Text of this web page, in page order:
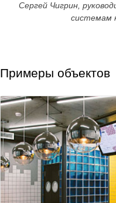
Сергей Чигрин,
системам
Примеры объектов